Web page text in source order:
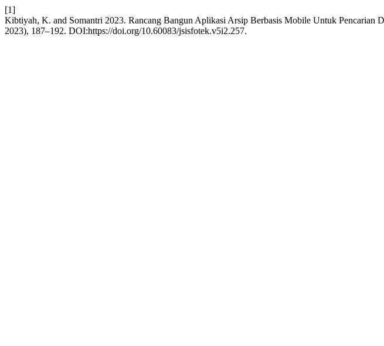
[1]
Kibtiyah, K. and Somantri 2023. Rancang Bangun Aplikasi Arsip Berbasis Mobile Untuk Pencarian
2023), 187–192. DOI:https://doi.org/10.60083/jsisfotek.v5i2.257.